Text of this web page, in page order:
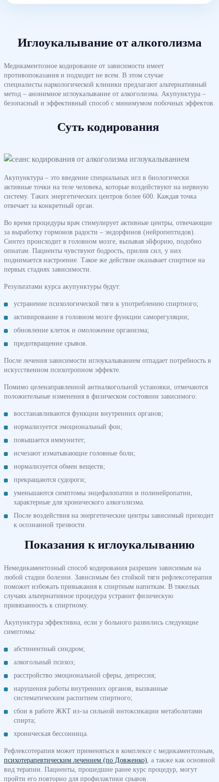
Иглоукалывание от алкоголизма
Медикаментозное кодирование от зависимости имеет
противопоказания и подходит не всем. В этом случае
специалисты наркологической клиники предлагают альтернативный
метод – анонимное иглоукалывание от алкоголизма. Акупунктура –
безопасный и эффективный способ с минимумом побочных эффектов.
Суть кодирования
Акупунктура – это введение специальных игл в биологически
активные точки на теле человека, которые воздействуют на нервную
систему. Таких энергетических центров более 600. Каждая точка
отвечает за конкретный орган.
Во время процедуры врач стимулирует активные центры, отвечающие
за выработку гормонов радости – эндорфинов (нейропептидов).
Синтез происходит в головном мозге, вызывая эйфорию, подобно
опиатам. Пациенты чувствуют бодрость, прилив сил, у них
поднимается настроение. Такое же действие оказывает спиртное на
первых стадиях зависимости.
Результатами курса акупунктуры будут:
устранение психологической тяги к употреблению спиртного;
активирование в головном мозге функции саморегуляции;
обновление клеток и омоложение организма;
предотвращение срывов.
После лечения зависимости иглоукалыванием отпадает потребность в
искусственном психотропном эффекте.
Помимо целенаправленной антиалкогольной установки, отмечаются
положительные изменения в физическом состоянии зависимого:
восстанавливаются функции внутренних органов;
нормализуется эмоциональный фон;
повышается иммунитет;
исчезают изматывающие головные боли;
нормализуется обмен веществ;
прекращаются судороги;
уменьшаются симптомы энцефалопатии и полинейропатии,
характерные для хронического алкоголизма.
После воздействия на энергетические центры зависимый приходит
к осознанной трезвости.
Показания к иглоукалыванию
Немедикаментозный способ кодирования разрешен зависимым на
любой стадии болезни. Зависимым без стойкой тяги рефлексотерапия
поможет избежать привыкания к спиртным напиткам. В тяжелых
случаях альтернативное процедура устранит физическую
привязанность к спиртному.
Акупунктура эффективна, если у больного развились следующие
симптомы:
абстинентный синдром;
алкогольный психоз;
расстройство эмоциональной сферы, депрессия;
нарушения работы внутренних органов, вызванные
систематическим распитием спиртного;
сбои в работе ЖКТ из-за сильной интоксикации метаболитами
спирта;
хроническая бессонница.
Рефлексотерапия может применяться в комплексе с медикаментозным,
психотерапевтическим лечением (по Довженко) , а также как основной
вид терапии. Пациенты, прошедшие ранее курс процедур, могут
пройти его повторно для профилактики срывов.